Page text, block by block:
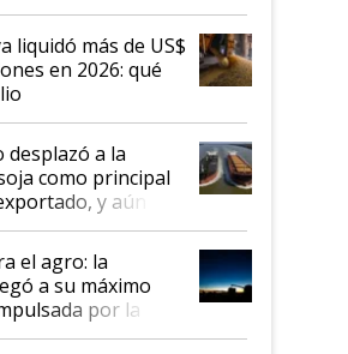
liquidó más de US$
en 2026: qué
desplazó a la
como principal
y aún así
casi seis de cada
y sostuvo el
un semestre
el agro: la
a su máximo
por la
exportaciones